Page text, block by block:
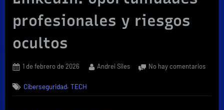
profesionales y riesgos
ocultos
Posted
1 de febrero de 2026 By
Andrei Siles No hay comentariosen
Ciberseguridad,TECH